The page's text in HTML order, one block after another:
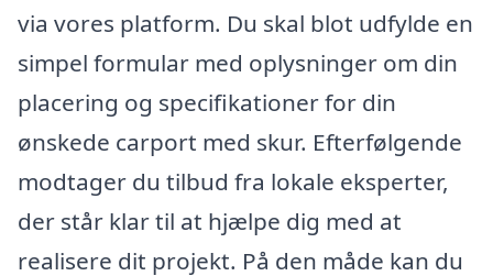
via vores platform. Du skal blot udfylde en
simpel formular med oplysninger om din
placering og specifikationer for din
ønskede carport med skur. Efterfølgende
modtager du tilbud fra lokale eksperter,
der står klar til at hjælpe dig med at
realisere dit projekt. På den måde kan du